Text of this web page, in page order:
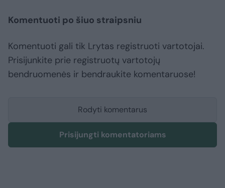
Komentuoti po šiuo straipsniu
Komentuoti gali tik Lrytas registruoti vartotojai.
Prisijunkite prie registruotų vartotojų
bendruomenės ir bendraukite komentaruose!
Rodyti komentarus
Prisijungti komentatoriams